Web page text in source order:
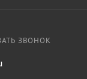
ЗВОНОК